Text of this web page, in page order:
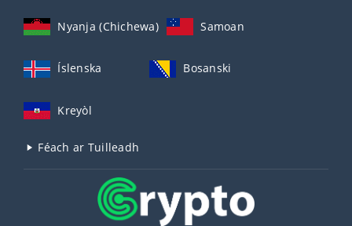
Nyanja (Chichewa) Samoan
Íslenska Bosanski
Kreyòl
Féach ar Tuilleadh